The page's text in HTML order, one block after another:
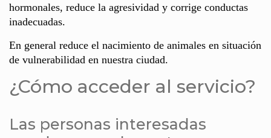
hormonales, reduce la agresividad y corrige conductas
inadecuadas.
En general reduce el nacimiento de animales en situación
de vulnerabilidad en nuestra ciudad.
¿Cómo acceder al servicio?
Las personas interesadas